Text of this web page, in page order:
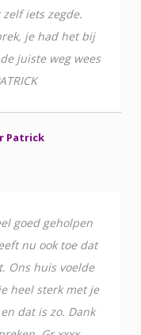
iets zegde.
je had het bij
juiste weg wees
Patrick
goed geholpen
nu ook toe dat
Ons huis voelde
heel sterk met je
dat is zo. Dank